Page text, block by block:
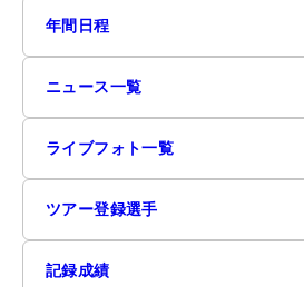
年間日程
ニュース一覧
ライブフォト一覧
ツアー登録選手
記録成績